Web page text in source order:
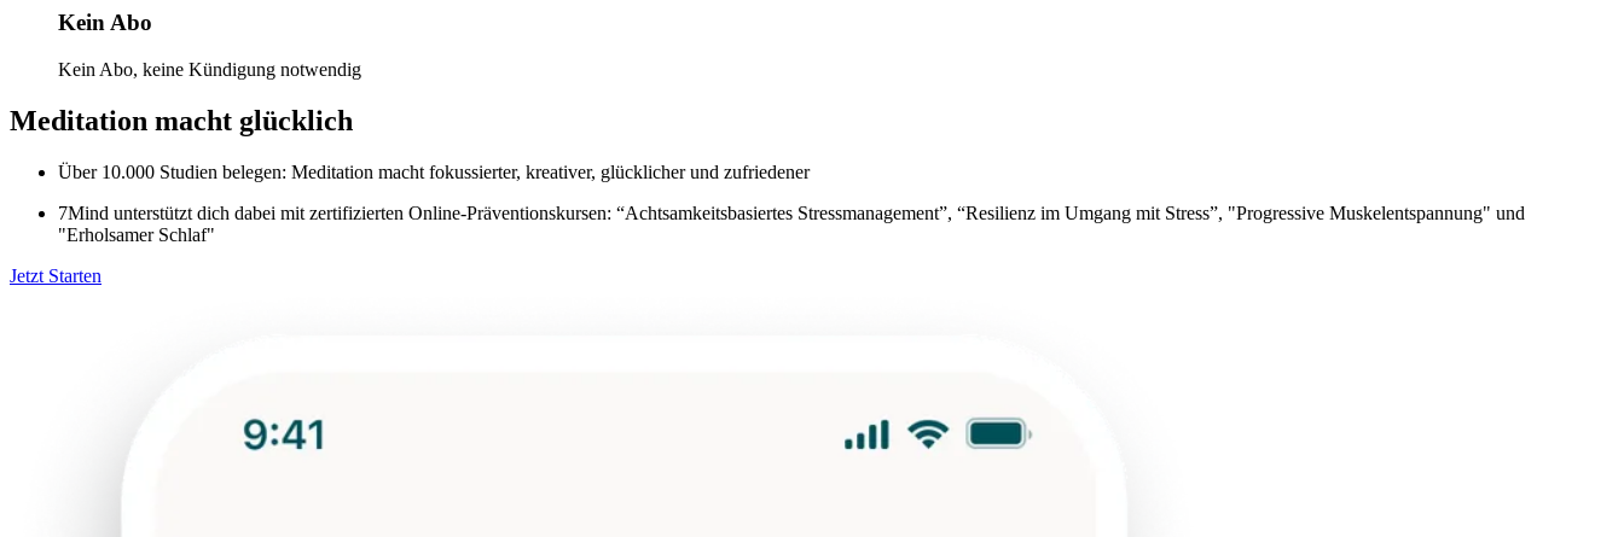
Kein Abo
Kein Abo, keine Kündigung notwendig
Meditation macht glücklich
Über 10.000 Studien belegen: Meditation macht fokussierter, kreativer, glücklicher und zufriedener
7Mind unterstützt dich dabei mit zertifizierten Online-Präventionskursen: “Achtsamkeitsbasiertes Stressmanagement”, “Resilienz im Umgang mit Stress”, "Progressive Muskelentspannung" und
"Erholsamer Schlaf"
Jetzt Starten